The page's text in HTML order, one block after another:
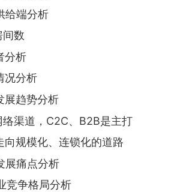
给端分析
间数
分析
况分析
展趋势分析
络渠道，C2C、B2B是主打
向规模化、连锁化的道路
展痛点分析
竞争格局分析